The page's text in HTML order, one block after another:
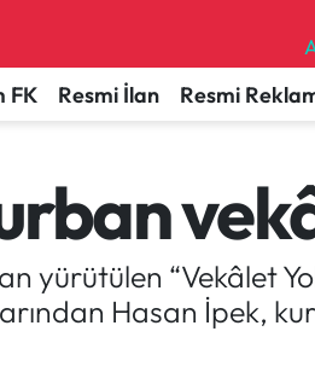
FK Resmi İlan Resmi
yürütülen “Vekâlet
Hasan İpek,